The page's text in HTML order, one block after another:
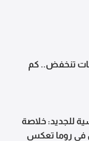
تنخفض.. كم
للجديد: خلاصة
في روما تعكس